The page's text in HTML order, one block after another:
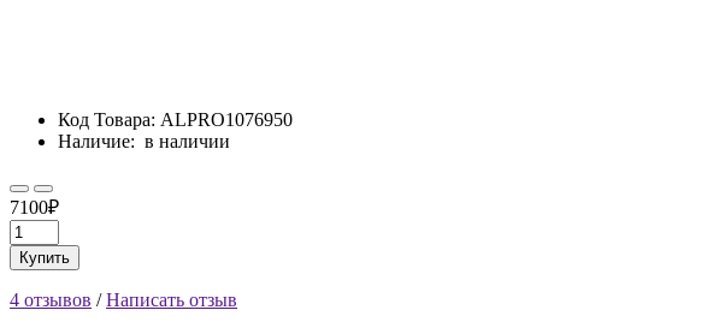
Код Товара: ALPRO1076950
Наличие: в наличии
7100₽
Купить
4 отзывов /Написать отзыв